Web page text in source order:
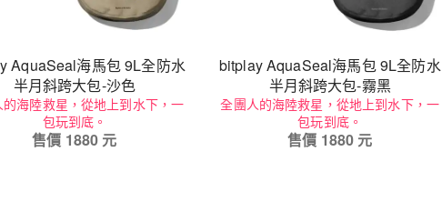
AquaSeal海馬包 9L全防水
半月斜跨大包-沙色
的海陸救星，從地上到水下，一
包玩到底。
售價 1880 元
bitplay AquaSeal海馬包 9L全防水
半月斜跨大包-霧黑
全團人的海陸救星，從地上到水下，一
包玩到底。
售價 1880 元